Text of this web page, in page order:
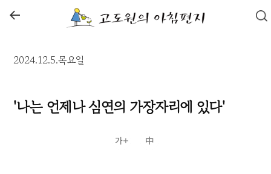
←
2024.12.5.목요일
'나는 언제나 심연의 가장자리에 있다'